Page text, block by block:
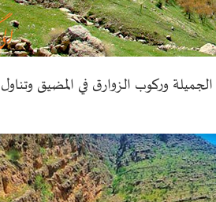
وركوب الزوارق في المضيق